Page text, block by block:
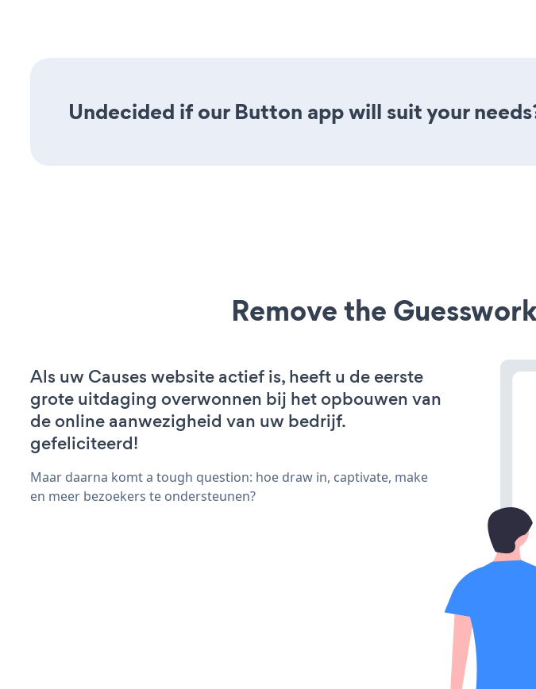
Undecided if our Button app will suit your
Remove the
Als uw Causes website actief is, heeft u de eerste
grote uitdaging overwonnen bij het opbouwen van
de online aanwezigheid van uw bedrijf.
gefeliciteerd!
Maar daarna komt a tough question: hoe draw in, captivate, make
en meer bezoekers te ondersteunen?